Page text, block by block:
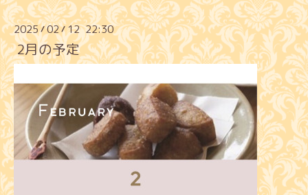
2025/02/12 22:30
2月の予定